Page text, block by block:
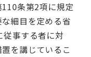
条第2項に規定
細目を定める省
事する者に対
を講じているこ